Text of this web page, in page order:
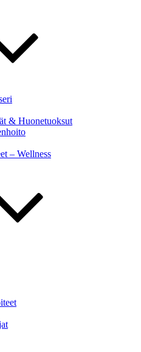
& Huonetuoksut
– Wellness